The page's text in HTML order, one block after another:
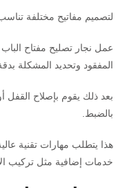
لتصميم مفاتيح مختلفة
عمل نجار تصليح مفتاح
المفقود وتحديد المشكلة
بعد ذلك يقوم بإصلاح القفل
بالضبط.
هذا يتطلب مهارات تقنية
خدمات إضافية مثل تركيب